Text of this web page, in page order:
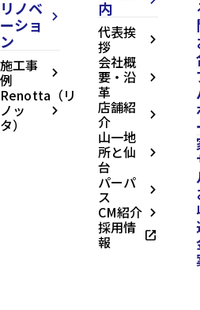
リノベ
ーショ
ン
arrow_forward_ios
施工事
例 arrow_forward_ios
Renotta（リ
ノッ
タ）
arrow_forward_ios
内
代表挨
拶 arrow_forward_ios
会社概
要・沿
革
arrow_forward_ios
店舗紹
介 arrow_forward_ios
山一地
所と仙
台
arrow_forward_ios
パーパ
ス arrow_forward_ios
CM紹介 arrow_forward_ios
採用情
報 open_in_new